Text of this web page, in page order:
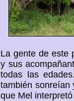
La gente de este
y sus
todas las
también sonreían
que Mel